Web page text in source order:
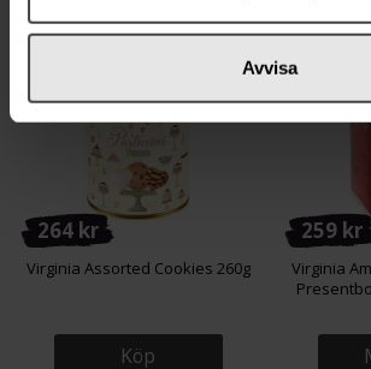
Avvisa
264 kr
Virginia Assorted Cookies 260g
Köp
259 kr
Virginia